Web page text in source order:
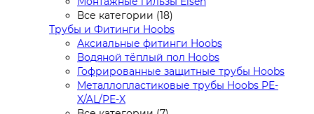
Все категории (18)
Трубы и Фитинги Hoobs
Аксиальные фитинги Hoobs
Водяной тёплый пол Hoobs
Гофрированные защитные трубы Hoobs
Металлопластиковые трубы Hoobs PE-
X/AL/PE-X